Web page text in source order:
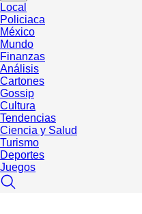
Local
Policiaca
México
Mundo
Finanzas
Análisis
Cartones
Gossip
Cultura
Tendencias
Ciencia y Salud
Turismo
Deportes
Juegos